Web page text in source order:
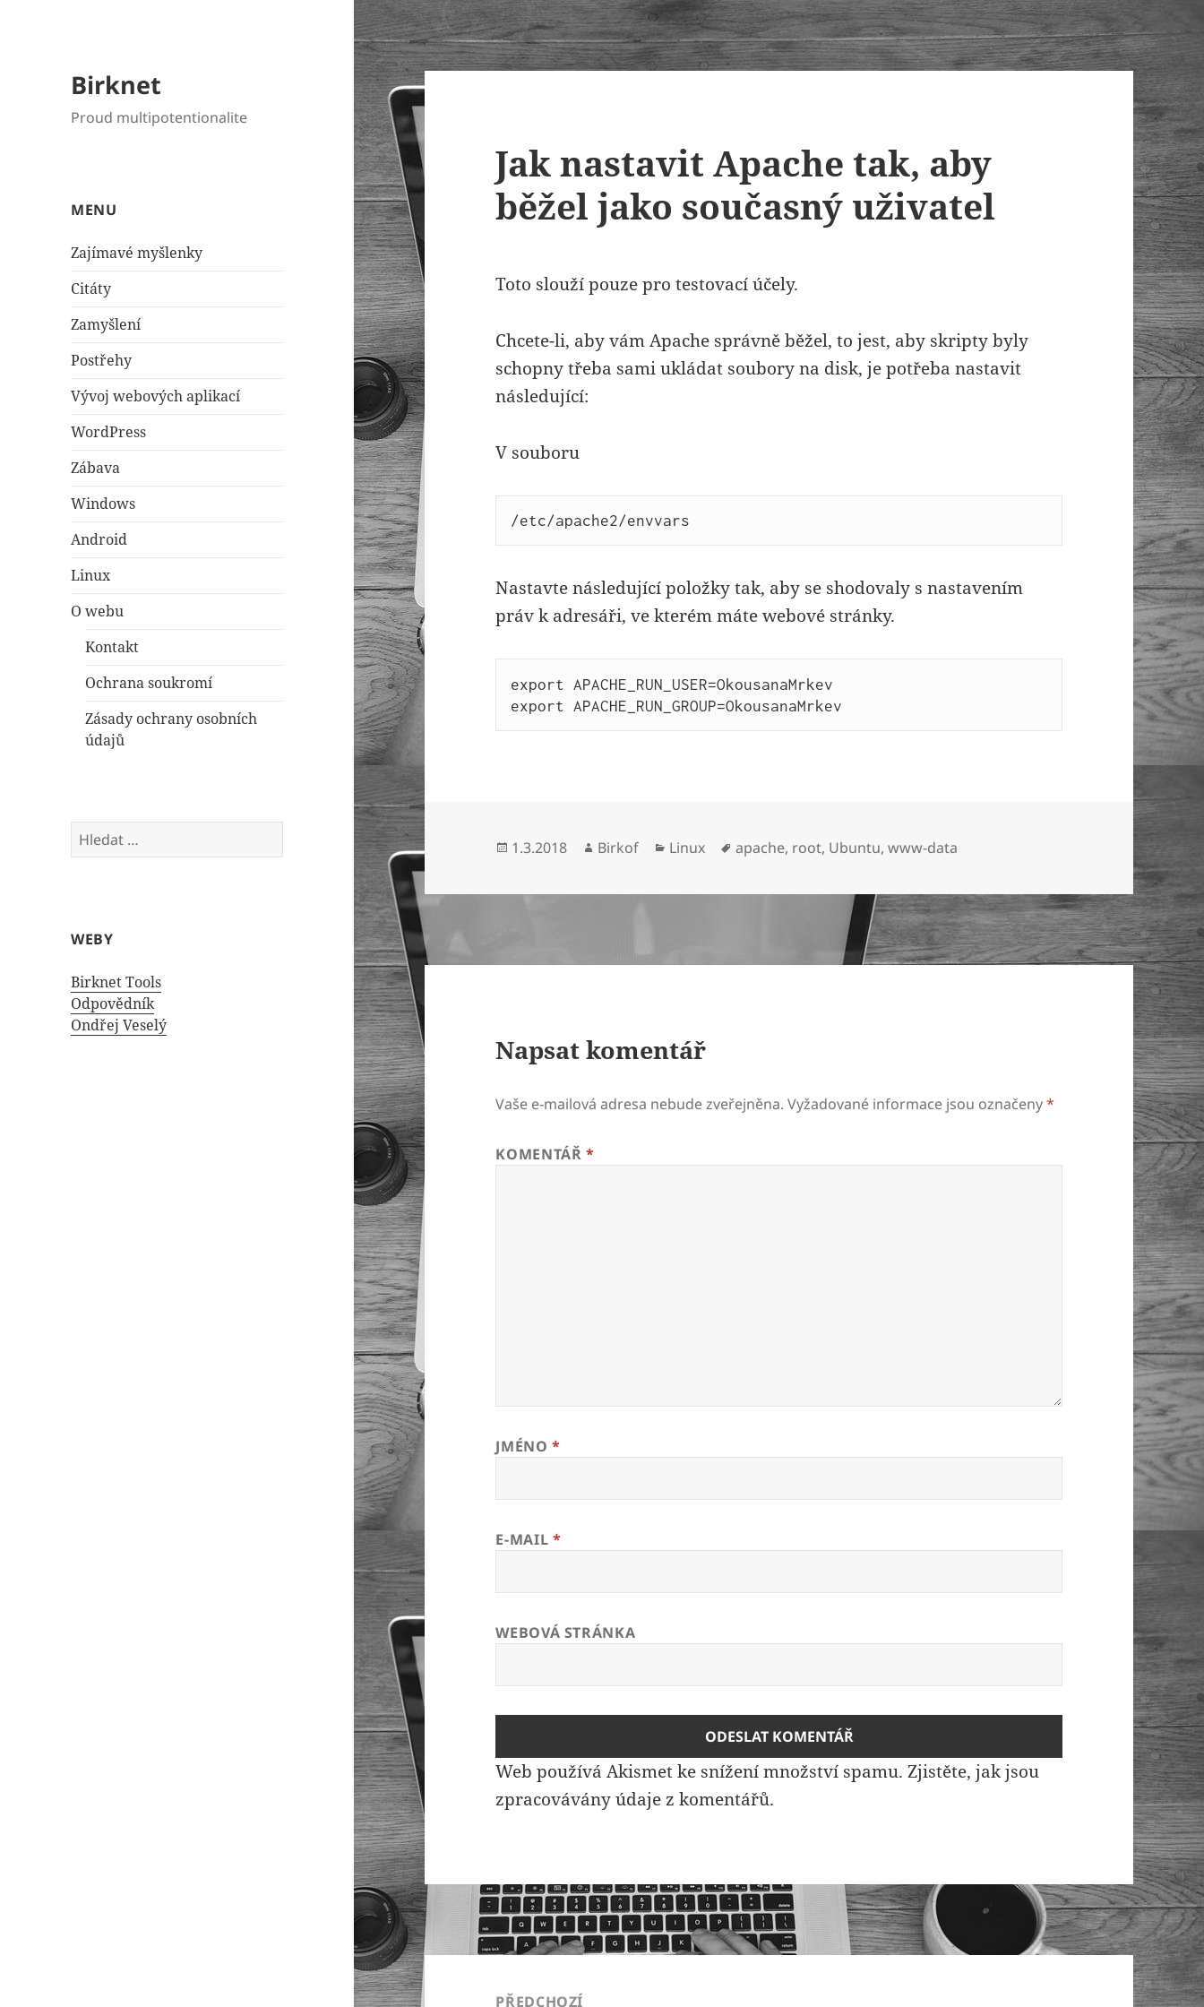
Birknet
Proud multipotentionalite
MENU
Zajímavé myšlenky
Citáty
Zamyšlení
Postřehy
Vývoj webových aplikací
WordPress
Zábava
Windows
Android
Linux
O webu
Kontakt
Ochrana soukromí
Zásady ochrany osobních
údajů
Vyhledávání
WEBY
Birknet Tools
Odpovědník
Ondřej Veselý
Jak nastavit Apache tak, aby
běžel jako současný uživatel
Toto slouží pouze pro testovací účely.
Chcete-li, aby vám Apache správně běžel, to jest, aby skripty byly
schopny třeba sami ukládat soubory na disk, je potřeba nastavit
následující:
V souboru
/etc/apache2/envvars
Nastavte následující položky tak, aby se shodovaly s nastavením
práv k adresáři, ve kterém máte webové stránky.
export APACHE_RUN_USER=OkousanaMrkev
export APACHE_RUN_GROUP=OkousanaMrkev
Publikováno:
1.3.2018 Autor:
Birkof Rubriky:
Linux Štítky:
apache, root, Ubuntu,www-data
Napsat komentář
Vaše e-mailová adresa nebude zveřejněna. Vyžadované informace jsou označeny*
KOMENTÁŘ*
JMÉNO*
E-MAIL *
WEBOVÁ STRÁNKA
Web používá Akismet ke snížení množství spamu.Zjistěte, jak jsou
zpracovávány údaje z komentářů.
PŘEDCHOZÍ